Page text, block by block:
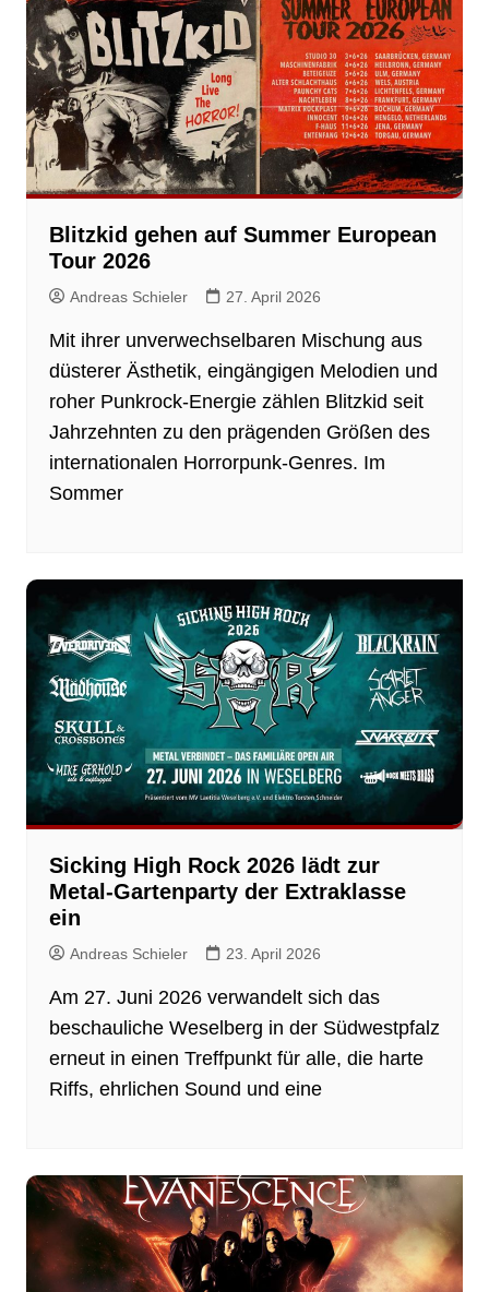
Blitzkid gehen auf Summer European
Tour 2026
Andreas Schieler 27. April 2026
Mit ihrer unverwechselbaren Mischung aus
düsterer Ästhetik, eingängigen Melodien und
roher Punkrock-Energie zählen Blitzkid seit
Jahrzehnten zu den prägenden Größen des
internationalen Horrorpunk-Genres. Im
Sommer
Sicking High Rock 2026 lädt zur
Metal-Gartenparty der Extraklasse
ein
Andreas Schieler 23. April 2026
Am 27. Juni 2026 verwandelt sich das
beschauliche Weselberg in der Südwestpfalz
erneut in einen Treffpunkt für alle, die harte
Riffs, ehrlichen Sound und eine